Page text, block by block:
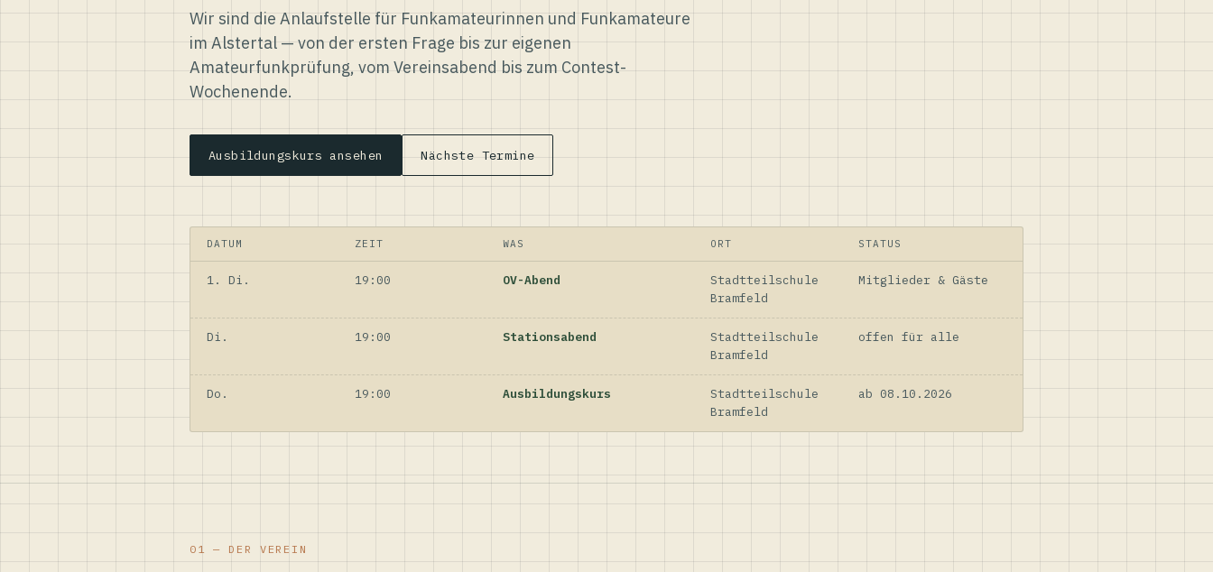
Wir sind die Anlaufstelle für Funkamateurinnen und Funkamateure
im Alstertal — von der ersten Frage bis zur eigenen
Amateurfunkprüfung, vom Vereinsabend bis zum Contest-
Wochenende.
Ausbildungskurs ansehen Nächste Termine
DATUM ZEIT WAS ORT STATUS
1. Di. 19:00 OV-Abend
Stadtteilschule
Bramfeld
Mitglieder & Gäste
Di. 19:00 Stationsabend
Stadtteilschule
Bramfeld
offen für alle
Do. 19:00 Ausbildungskurs
Stadtteilschule
Bramfeld
ab 08.10.2026
01 — DER VEREIN